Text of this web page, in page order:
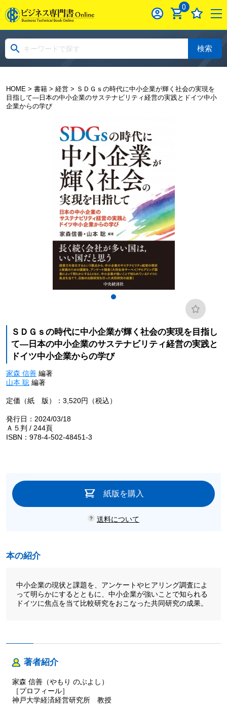
0
検索
HOME> 書籍> 経営> ＳＤＧｓの時代に中小企業が輝く社会の実現を
目指して―日本の中小企業のサステナビリティ経営の実践とドイツ中小
企業からの学び
ＳＤＧｓの時代に中小企業が輝く社会の実現を目指し
て―日本の中小企業のサステナビリティ経営の実践と
ドイツ中小企業からの学び
家森 信善編著
山本 聡編著
定価（紙 版）：3,520円（税込）
発行日：2024/03/18
Ａ５判 / 244頁
ISBN：978-4-502-48451-3
紙版を購入
送料について
本の紹介
中小企業の現状と課題を、アンケートやヒアリング調査によ
って明らかにするとともに、中小企業が強いことで知られる
ドイツに焦点を当て比較研究をおこなった共同研究の成果。
著者紹介
家森 信善（やもり のぶよし）
［プロフィール］
神戸大学経済経営研究所 教授